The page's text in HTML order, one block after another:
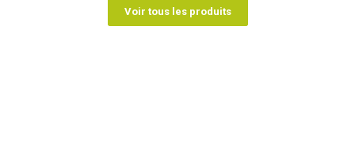
Voir tous les produits